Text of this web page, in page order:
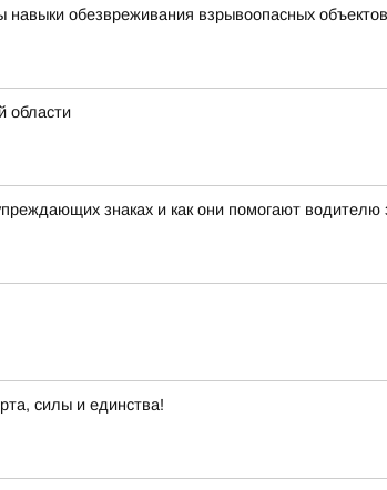
обезвреживания взрывоопасных объектов
области
знаках и как они помогают водителю
силы и единства!